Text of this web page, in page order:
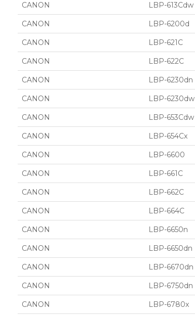
CANON LBP-613Cdw
CANON LBP-6200d
CANON LBP-621C
CANON LBP-622C
CANON LBP-6230dn
CANON LBP-6230dw
CANON LBP-653Cdw
CANON LBP-654Cx
CANON LBP-6600
CANON LBP-661C
CANON LBP-662C
CANON LBP-664C
CANON LBP-6650n
CANON LBP-6650dn
CANON LBP-6670dn
CANON LBP-6750dn
CANON LBP-6780x